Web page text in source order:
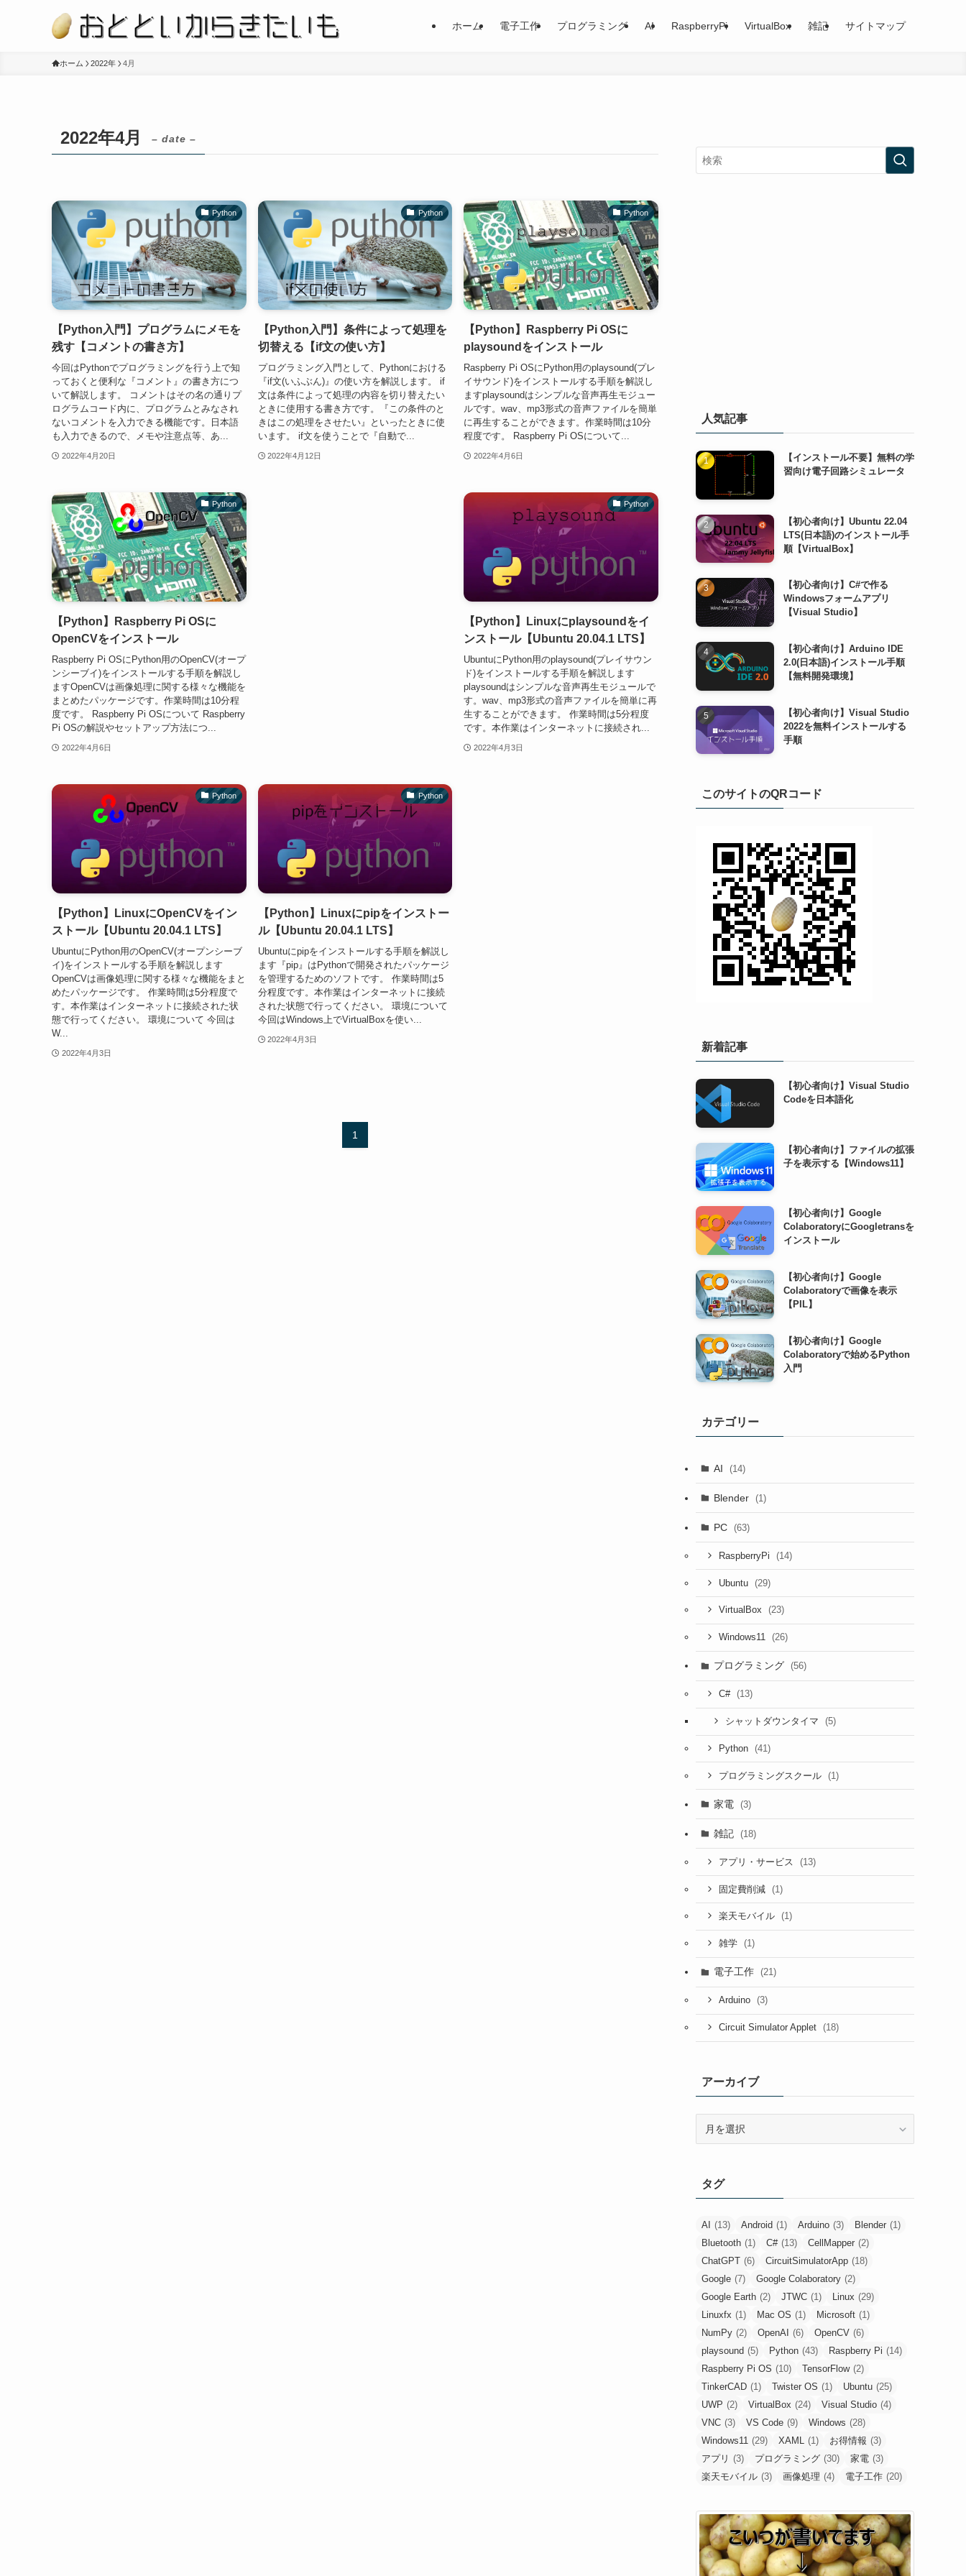
ホーム 電子工作 プログラミング AI RaspberryPi VirtualBox 雑記 サイトマップ
ホーム 2022年 4月
2022年4月 – date –
Python
【Python入門】プログラムにメモを
残す【コメントの書き方】
今回はPythonでプログラミングを行う上で知
っておくと便利な『コメント』の書き方につ
いて解説します。 コメントはその名の通りプ
ログラムコード内に、プログラムとみなされ
ないコメントを入力できる機能です。日本語
も入力できるので、メモや注意点等、あ...
2022年4月20日
Python
【Python入門】条件によって処理を
切替える【if文の使い方】
プログラミング入門として、Pythonにおける
『if文(いふぶん)』の使い方を解説します。 if
文は条件によって処理の内容を切り替えたい
ときに使用する書き方です。『この条件のと
きはこの処理をさせたい』といったときに使
います。 if文を使うことで『自動で...
2022年4月12日
Python
【Python】Raspberry Pi OSに
playsoundをインストール
Raspberry Pi OSにPython用のplaysound(プレ
イサウンド)をインストールする手順を解説し
ますplaysoundはシンプルな音声再生モジュー
ルです。wav、mp3形式の音声ファイルを簡単
に再生することができます。作業時間は10分
程度です。 Raspberry Pi OSについて...
2022年4月6日
Python
【Python】Raspberry Pi OSに
OpenCVをインストール
Raspberry Pi OSにPython用のOpenCV(オープ
ンシーブイ)をインストールする手順を解説し
ますOpenCVは画像処理に関する様々な機能を
まとめたパッケージです。作業時間は10分程
度です。 Raspberry Pi OSについて Raspberry
Pi OSの解説やセットアップ方法につ...
2022年4月6日
Python
【Python】Linuxにplaysoundをイ
ンストール【Ubuntu 20.04.1 LTS】
UbuntuにPython用のplaysound(プレイサウン
ド)をインストールする手順を解説します
playsoundはシンプルな音声再生モジュールで
す。wav、mp3形式の音声ファイルを簡単に再
生することができます。 作業時間は5分程度
です。本作業はインターネットに接続され...
2022年4月3日
Python
【Python】LinuxにOpenCVをイン
ストール【Ubuntu 20.04.1 LTS】
UbuntuにPython用のOpenCV(オープンシーブ
イ)をインストールする手順を解説します
OpenCVは画像処理に関する様々な機能をまと
めたパッケージです。 作業時間は5分程度で
す。本作業はインターネットに接続された状
態で行ってください。 環境について 今回は
W...
2022年4月3日
Python
【Python】Linuxにpipをインストー
ル【Ubuntu 20.04.1 LTS】
Ubuntuにpipをインストールする手順を解説し
ます『pip』はPythonで開発されたパッケージ
を管理するためのソフトです。 作業時間は5
分程度です。本作業はインターネットに接続
された状態で行ってください。 環境について
今回はWindows上でVirtualBoxを使い...
2022年4月3日
1
人気記事
【インストール不要】無料の学
習向け電子回路シミュレータ
【初心者向け】Ubuntu 22.04
LTS(日本語)のインストール手
順【VirtualBox】
【初心者向け】C#で作る
Windowsフォームアプリ
【Visual Studio】
【初心者向け】Arduino IDE
2.0(日本語)インストール手順
【無料開発環境】
【初心者向け】Visual Studio
2022を無料インストールする
手順
このサイトのQRコード
新着記事
【初心者向け】Visual Studio
Codeを日本語化
【初心者向け】ファイルの拡張
子を表示する【Windows11】
【初心者向け】Google
ColaboratoryにGoogletransを
インストール
【初心者向け】Google
Colaboratoryで画像を表示
【PIL】
【初心者向け】Google
Colaboratoryで始めるPython
入門
カテゴリー
AI (14)
Blender (1)
PC (63)
RaspberryPi (14)
Ubuntu (29)
VirtualBox (23)
Windows11 (26)
プログラミング (56)
C# (13)
シャットダウンタイマ (5)
Python (41)
プログラミングスクール (1)
家電 (3)
雑記 (18)
アプリ・サービス (13)
固定費削減 (1)
楽天モバイル (1)
雑学 (1)
電子工作 (21)
Arduino (3)
Circuit Simulator Applet (18)
アーカイブ
ブタグ
AI (13) Android (1) Arduino (3) Blender (1)
Bluetooth (1) C# (13) CellMapper (2)
ChatGPT (6) CircuitSimulatorApp (18)
Google (7) Google Colaboratory (2)
Google Earth (2) JTWC (1) Linux (29)
Linuxfx (1) Mac OS (1) Microsoft (1)
NumPy (2) OpenAI (6) OpenCV (6)
playsound (5) Python (43) Raspberry Pi (14)
Raspberry Pi OS (10) TensorFlow (2)
TinkerCAD (1) Twister OS (1) Ubuntu (25)
UWP (2) VirtualBox (24) Visual Studio (4)
VNC (3) VS Code (9) Windows (28)
Windows11 (29) XAML (1) お得情報 (3)
アプリ (3) プログラミング (30) 家電 (3)
楽天モバイル (3) 画像処理 (4) 電子工作 (20)